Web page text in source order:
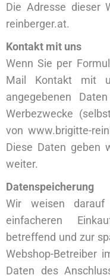
Die Adresse dieser
reinberger.at.
Kontakt mit uns
Wenn Sie per
Mail Kontakt mit
angegebenen
Werbezwecke
von www.brigitte-
Diese Daten geben
weiter.
Datenspeicherung
Wir weisen
einfacheren
betreffend und zur
Webshop-Betreiber
Daten des